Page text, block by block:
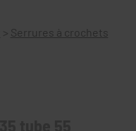
> Serrures à crochets